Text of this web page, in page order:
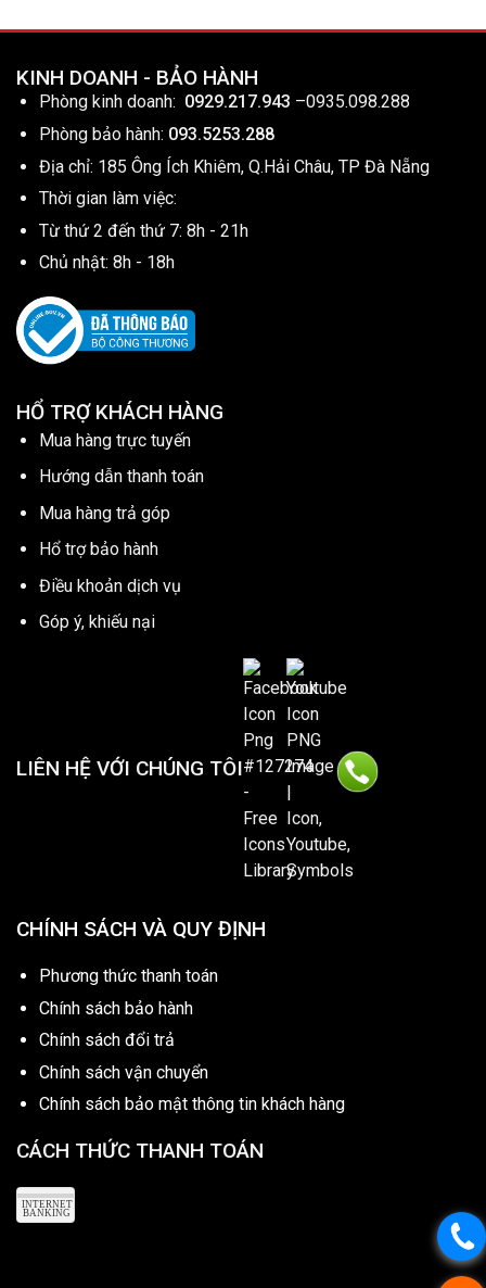
KINH DOANH - BẢO HÀNH
Phòng kinh doanh: 0929.217.943 –0935.098.288
Phòng bảo hành: 093.5253.288
Địa chỉ: 185 Ông Ích Khiêm, Q.Hải Châu, TP Đà Nẵng
Thời gian làm việc:
Từ thứ 2 đến thứ 7: 8h - 21h
Chủ nhật: 8h - 18h
HỔ TRỢ KHÁCH HÀNG
Mua hàng trực tuyến
Hướng dẫn thanh toán
Mua hàng trả góp
Hổ trợ bảo hành
Điều khoản dịch vụ
Góp ý, khiếu nại
LIÊN HỆ VỚI CHÚNG TÔI
CHÍNH SÁCH VÀ QUY ĐỊNH
Phương thức thanh toán
Chính sách bảo hành
Chính sách đổi trả
Chính sách vận chuyển
Chính sách bảo mật thông tin khách hàng
CÁCH THỨC THANH TOÁN